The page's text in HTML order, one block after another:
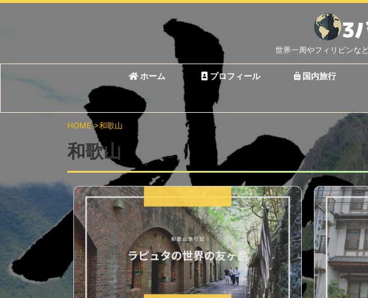
世界一周やフィリピンな
ホーム プロフィール 国内旅行
HOME>和歌山
和歌山